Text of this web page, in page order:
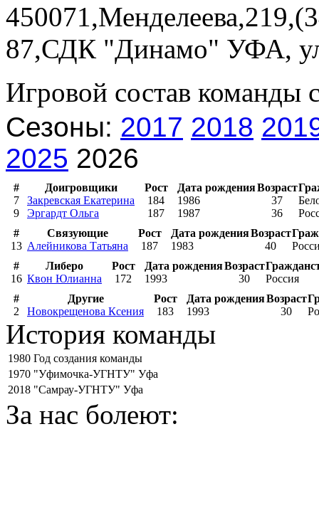
87,СДК "Динамо" УФА,
Игровой состав команды
Сезоны: 2017 2018
2025 2026
# Доигровщики Рост Дата рожденияВозраст
7
Закревская Екатерина 184 1986 37
9
Эргардт Ольга 187 1987 36
#
Связующие Рост Дата рожденияВозраст
13 Алейникова Татьяна 187 1983 40
#
Либеро Рост Дата рожденияВозраст
16 Квон Юлианна 172 1993 30
Россия
#
Другие Рост Дата рожденияВозраст
2
Новокрещенова Ксения 183 1993 30
История команды
1980 Год создания команды
1970 "Уфимочка-УГНТУ" Уфа
2018 "Самрау-УГНТУ" Уфа
За нас болеют: